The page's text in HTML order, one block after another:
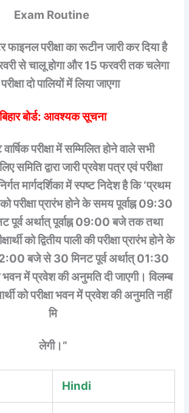
Exam Routine
फाइनल परीक्षा का रूटीन जारी कर दिया है
से चालू होगा और 15 फरवरी तक चलेगा
दो पालियों में लिया जाएगा
बिहार बोर्ड: आवश्यक सूचना
परीक्षा में सम्मिलित होने वाले सभी
समिति द्वारा जारी प्रवेश पत्र एवं परीक्षा
मार्गदर्शिका में स्पष्ट निदेश है कि ‘प्रथम
को परीक्षा प्रारंभ होने के समय पूर्वाह्न 09:30
पूर्व अर्थात् पूर्वाह्न 09:00 बजे तक तथा
को द्वितीय पाली की परीक्षा प्रारंभ होने के
बजे से 30 मिनट पूर्व अर्थात् 01:30
भवन में प्रवेश की अनुमति दी जाएगी। विलम्ब
को परीक्षा भवन में प्रवेश की अनुमति नहीं
मि
लेगी।”
Hindi